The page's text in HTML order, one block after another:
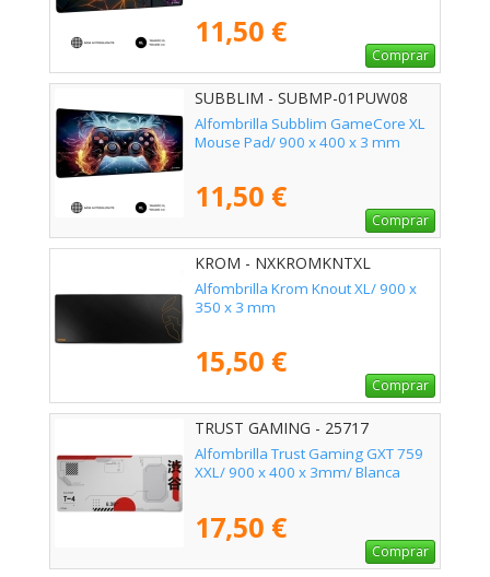
11,50 €
Comprar
SUBBLIM - SUBMP-01PUW08
Alfombrilla Subblim GameCore XL
Mouse Pad/ 900 x 400 x 3 mm
11,50 €
Comprar
KROM - NXKROMKNTXL
Alfombrilla Krom Knout XL/ 900 x
350 x 3 mm
15,50 €
Comprar
TRUST GAMING - 25717
Alfombrilla Trust Gaming GXT 759
XXL/ 900 x 400 x 3mm/ Blanca
17,50 €
Comprar